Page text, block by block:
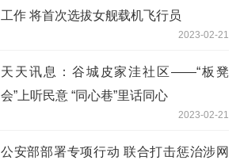
工作 将首次选拔女舰载机飞行员
2023-02-21
天天讯息：谷城皮家洼社区——“板凳
会”上听民意 “同心巷”里话同心
2023-02-21
公安部部署专项行动 联合打击惩治涉网